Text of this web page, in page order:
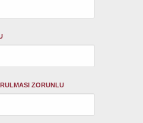
ZORUNLU